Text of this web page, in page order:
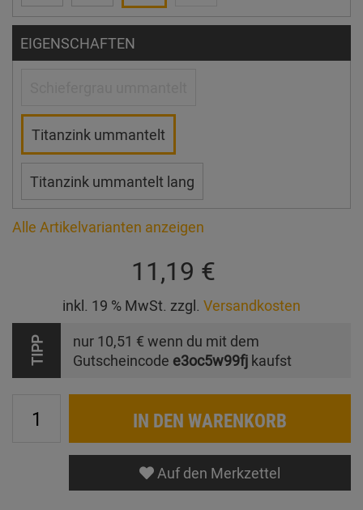
EIGENSCHAFTEN
Titanzink ummantelt
Titanzink ummantelt lang
Alle Artikelvarianten anzeigen
11,19 €
inkl. 19 % MwSt. zzgl. Versandkosten
TIPP nur 10,51 € wenn du mit dem
Gutscheincode e3oc5w99fj kaufst
IN DEN WARENKORB
Auf den Merkzettel